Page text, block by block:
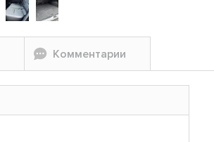
Комментарии